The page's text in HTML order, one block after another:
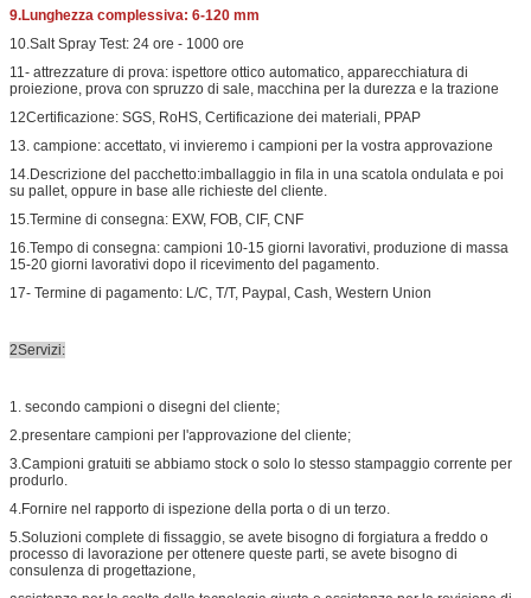
9.Lunghezza complessiva: 6-120 mm
10.Salt Spray Test: 24 ore - 1000 ore
11- attrezzature di prova: ispettore ottico automatico, apparecchiatura di
proiezione, prova con spruzzo di sale, macchina per la durezza e la trazione
12Certificazione: SGS, RoHS, Certificazione dei materiali, PPAP
13. campione: accettato, vi invieremo i campioni per la vostra approvazione
14.Descrizione del pacchetto:imballaggio in fila in una scatola ondulata e poi
su pallet, oppure in base alle richieste del cliente.
15.Termine di consegna: EXW, FOB, CIF, CNF
16.Tempo di consegna: campioni 10-15 giorni lavorativi, produzione di massa
15-20 giorni lavorativi dopo il ricevimento del pagamento.
17- Termine di pagamento: L/C, T/T, Paypal, Cash, Western Union
2Servizi:
1. secondo campioni o disegni del cliente;
2.presentare campioni per l'approvazione del cliente;
3.Campioni gratuiti se abbiamo stock o solo lo stesso stampaggio corrente per
produrlo.
4.Fornire nel rapporto di ispezione della porta o di un terzo.
5.Soluzioni complete di fissaggio, se avete bisogno di forgiatura a freddo o
processo di lavorazione per ottenere queste parti, se avete bisogno di
consulenza di progettazione,